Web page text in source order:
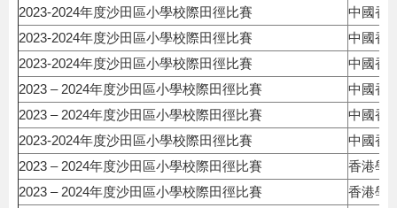
2023-2024年度沙田區小學校際田徑比賽
中國香
2023-2024年度沙田區小學校際田徑比賽
中國香
2023-2024年度沙田區小學校際田徑比賽
中國香
2023 – 2024年度沙田區小學校際田徑比賽
中國香
2023 – 2024年度沙田區小學校際田徑比賽
中國香
2023-2024年度沙田區小學校際田徑比賽
中國香
2023 – 2024年度沙田區小學校際田徑比賽
香港學
2023 – 2024年度沙田區小學校際田徑比賽
香港學